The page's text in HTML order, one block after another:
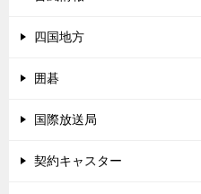
四国地方
囲碁
国際放送局
契約キャスター